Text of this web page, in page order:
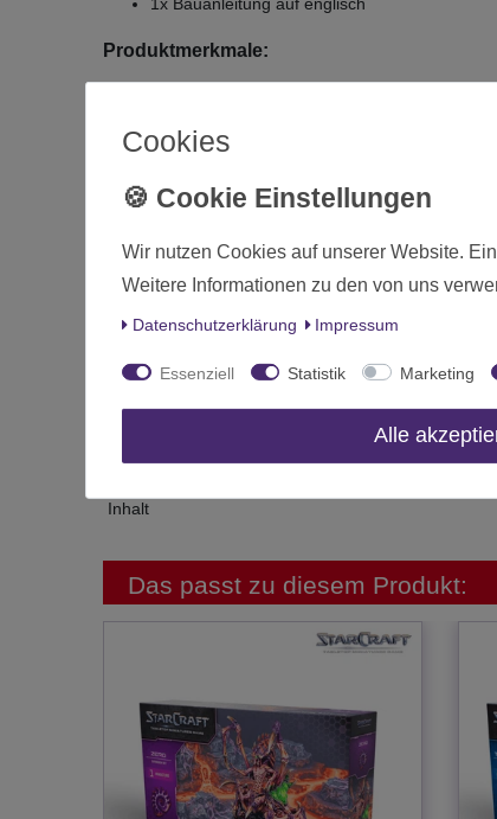
Produktmerkmale:
Artikelnummer:
EAN-Nummer:
Zustand: Neuware, original verpackt
Herstellungsland
Inhalt
Das passt zu diesem Produkt:
Cookies
Wir nutzen Cookies auf unserer Website.
Weitere Informationen zu den von uns
Daten­schutz­erklärung Impressum
Essenziell Statistik Marketing
Alle